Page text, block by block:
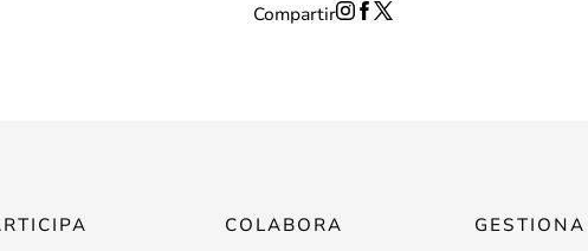
Compartir
COLABORA GESTIONA